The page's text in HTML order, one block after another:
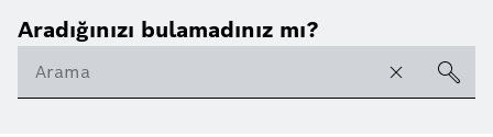
Aradığınızı bulamadınız mı?